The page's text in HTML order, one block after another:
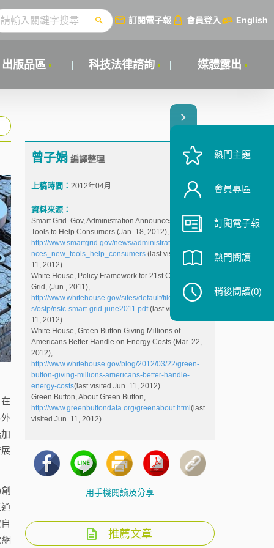
訂閱電子報 會員登入 English
出版品區 科技法律諮詢 媒體露出
曾子娟 編譯整理
上稿時間： 2012年04月
資料來源：
Smart Grid. Gov, Administration Announces New
Tools to Help Consumers (Jan. 18, 2012),
http://www.smartgrid.gov/news/administration_annou
nces_new_tools_help_consumers(last visited Jun.
11, 2012)
White House, Policy Framework for 21st Century
Grid, (Jun., 2011),
http://www.whitehouse.gov/sites/default/files/microsite
s/ostp/nstc-smart-grid-june2011.pdf(last visited Jun.
11, 2012)
White House, Green Button Giving Millions of
Americans Better Handle on Energy Costs (Mar. 22,
2012),
http://www.whitehouse.gov/blog/2012/03/22/green-
button-giving-millions-americans-better-handle-
energy-costs(last visited Jun. 11, 2012)
Green Button, About Green Button,
http://www.greenbuttondata.org/greenabout.html (last
visited Jun. 11, 2012).
用手機閱讀及分享
推薦文章
熱門主題
會員專區
訂閱電子報
熱門閱讀
稍後閱讀(0)